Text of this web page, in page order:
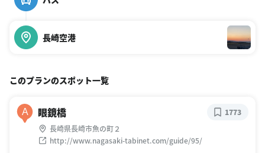
長崎空港
このプランのスポット一覧
A 眼鏡橋
長崎県長崎市魚の町２
http://www.nagasaki-tabinet.com/guide/95/
1773